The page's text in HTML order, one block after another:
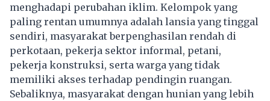
menghadapi perubahan iklim. Kelompok yang
paling rentan umumnya adalah lansia yang tinggal
sendiri, masyarakat berpenghasilan rendah di
perkotaan, pekerja sektor informal, petani,
pekerja konstruksi, serta warga yang tidak
memiliki akses terhadap pendingin ruangan.
Sebaliknya, masyarakat dengan hunian yang lebih